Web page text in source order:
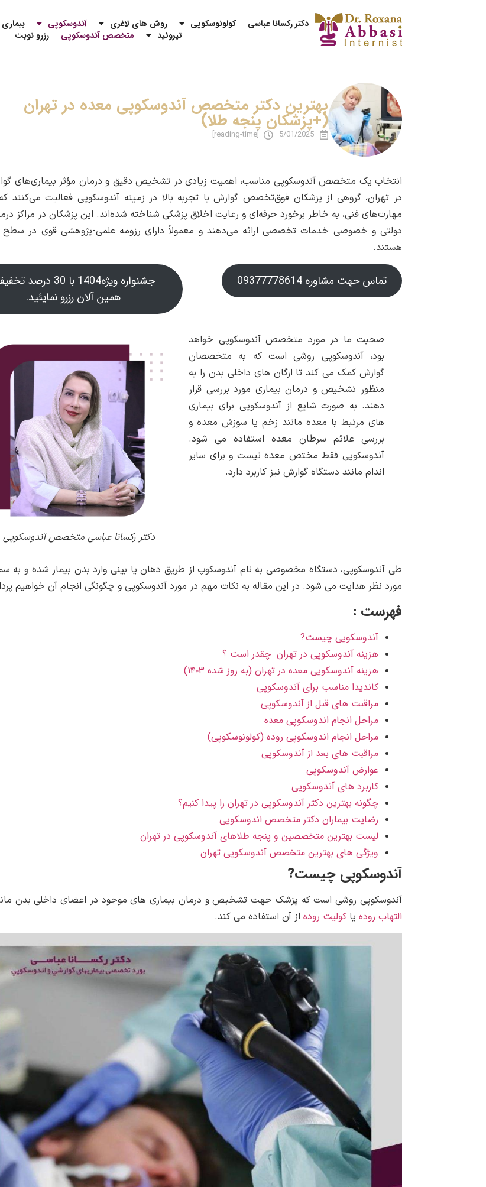
دکتر رکسانا عباسی کولونوسکوپی روش های لاغری آندوسکوپی
تیروئید
متخصص آندوسکوپی رزرو نوبت
بهترین دکتر متخصص آندوسکوپی معده در تهران
(+پزشکان پنجه طلا)
5/01/2025
[reading-time]
انتخاب یک متخصص آندوسکوپی مناسب، اهمیت زیادی در تشخیص دقیق و درمان مؤثر بیماری‌های
در تهران، گروهی از پزشکان فوق‌تخصص گوارش با تجربه بالا در زمینه آندوسکوپی فعالیت می‌کنند که
مهارت‌های فنی، به خاطر برخورد حرفه‌ای و رعایت اخلاق پزشکی شناخته شده‌اند. این پزشکان در مراکز
دولتی و خصوصی خدمات تخصصی ارائه می‌دهند و معمولاً دارای رزومه علمی-پژوهشی قوی در سطح
هستند.
تماس حهت مشاوره 09377778614
جشنواره ویژه1404 با 30 درصد
همین آلان رزرو نمایئید.
صحبت ما در مورد متخصص آندوسکوپی خواهد
بود، آندوسکوپی روشی است که به متخصصان
گوارش کمک می کند تا ارگان های داخلی بدن را به
منظور تشخیص و درمان بیماری مورد بررسی قرار
دهند. به صورت شایع از آندوسکوپی برای بیماری
های مرتبط با معده مانند زخم یا سوزش معده و
بررسی علائم سرطان معده استفاده می شود.
آندوسکوپی فقط مختص معده نیست و برای سایر
اندام مانند دستگاه گوارش نیز کاربرد دارد.
دکتر رکسانا عباسی متخصص آندوسکوپی
طی آندوسکوپی، دستگاه مخصوصی به نام آندوسکوپ از طریق دهان یا بینی وارد بدن بیمار شده و به
مورد نظر هدایت می شود. در این مقاله به نکات مهم در مورد آندوسکوپی و چگونگی انجام آن خواهیم
فهرست :
آندوسکوپی چيست?
هزینه آندوسکوپی در تهران چقدر است ؟
هزینه آندوسکوپی معده در تهران (به روز شده ۱۴۰۳)
کاندیدا مناسب برای آندوسکوپی
مراقبت های قبل از آندوسکوپی
مراحل انجام اندوسکوپی معده
مراحل انجام اندوسکوپی روده (کولونوسکوپی)
مراقبت های بعد از آندوسکوپی
عوارض آندوسکوپی
کاربرد های آندوسکوپی
چگونه بهترین دکتر آندوسکوپی در تهران را پیدا کنیم؟
رضایت بیماران دکتر متخصص اندوسکوپی
لیست بهترین متخصصین و پنجه طلاهای آندوسکوپی در تهران
ویژگی های بهترین متخصص آندوسکوپی تهران
آندوسکوپی چيست?
آندوسکوپی روشی است که پزشک جهت تشخیص و درمان بیماری های موجود در اعضای داخلی بدن
التهاب روده یا کولیت روده از آن استفاده می کند.